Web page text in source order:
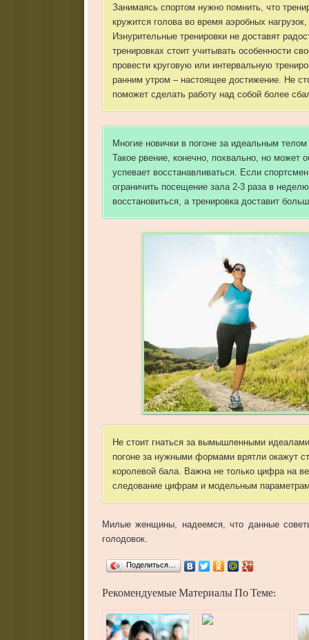
Занимаясь спортом нужно помнить, что
кружится голова во время аэробных
Изнурительные тренировки не доставят
тренировках стоит учитывать особенности
провести круговую или интервальную
ранним утром – настоящее достижение. Не
поможет сделать работу над собой более
Многие новички в погоне за идеальным
Такое рвение, конечно, похвально, но может
успевает восстанавливаться. Если
ограничить посещение зала 2-3 раза в
восстановиться, а тренировка доставит
Не стоит гнаться за вымышленными
погоне за нужными формами врятли окажут
королевой бала. Важна не только цифра на
следование цифрам и модельным
Милые женщины, надеемся, что данные
голодовок.
Поделиться…
Рекомендуемые Материалы По Теме: